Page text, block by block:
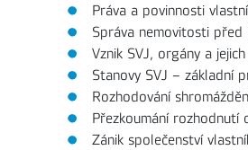
Práva a povinnosti
Správa nemovitosti před
Vznik SVJ, orgány a
Stanovy SVJ – základní
Rozhodování
Přezkoumání rozhodnutí
Zánik společenství